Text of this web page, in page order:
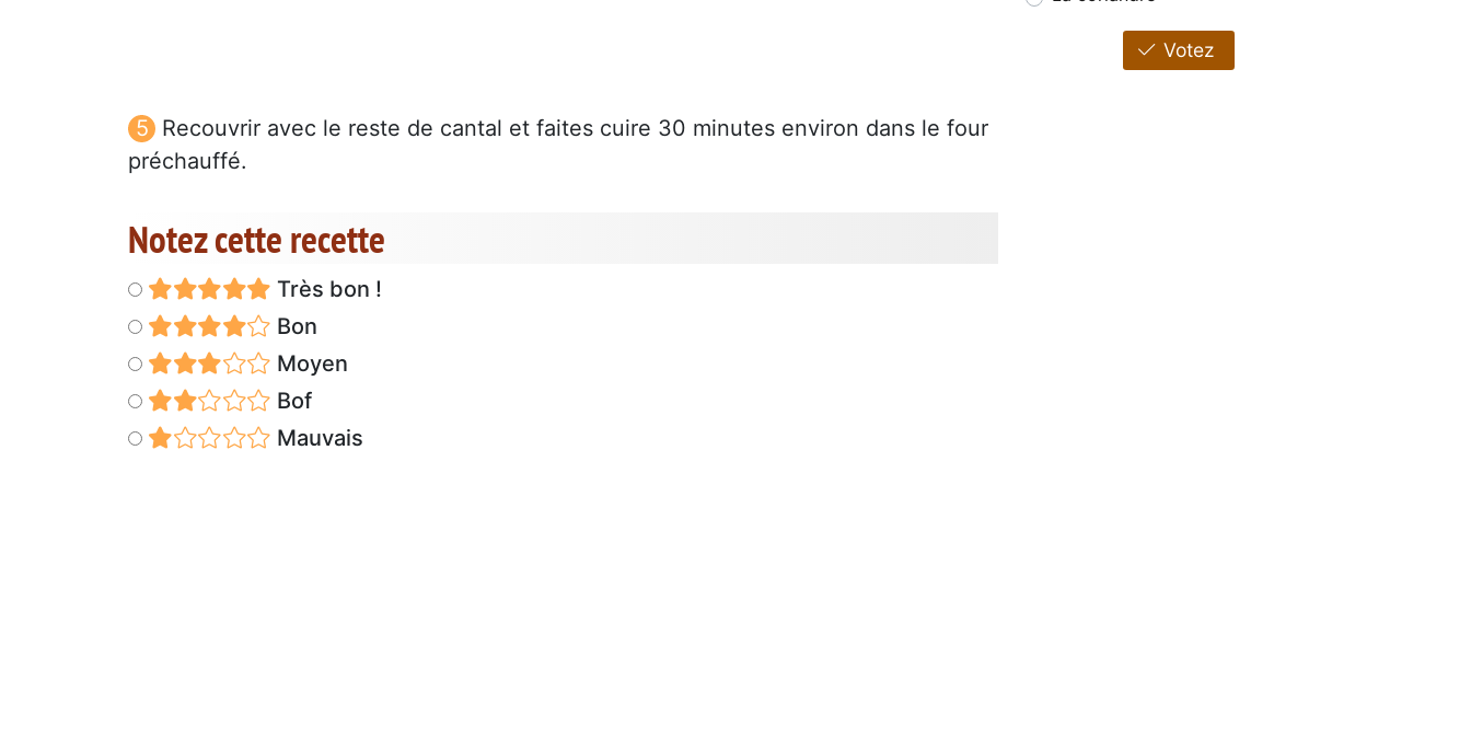
Recouvrir avec le reste de cantal et faites cuire 30 minutes environ dans le four
préchauffé.
Notez cette recette
Très bon !
Bon
Moyen
Bof
Mauvais
Votez